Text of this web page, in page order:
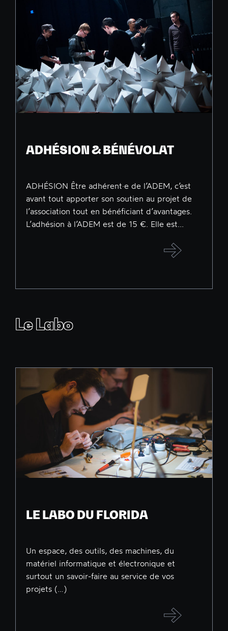
ADHÉSION & BÉNÉVOLAT
ADHÉSION Être adhérent·e de l’ADEM, c’est
avant tout apporter son soutien au projet de
l’association tout en bénéficiant d’avantages.
L’adhésion à l’ADEM est de 15 €. Elle est...
Le Labo
LE LABO DU FLORIDA
Un espace, des outils, des machines, du
matériel informatique et électronique et
surtout un savoir-faire au service de vos
projets (…)